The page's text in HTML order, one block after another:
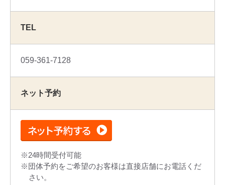
TEL
059-361-7128
ネット予約
24時間受付可能
団体予約をご希望のお客様は直接店舗にお電話くだ
さい。